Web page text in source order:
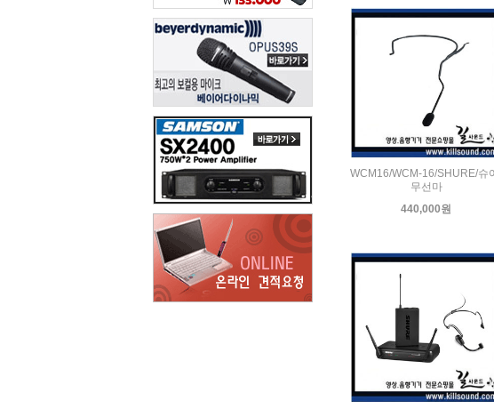
WCM16/WCM-16/SHURE/슈
무선마
440,000원